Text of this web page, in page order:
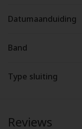
Datumaanduiding
Band
Type sluiting
Reviews